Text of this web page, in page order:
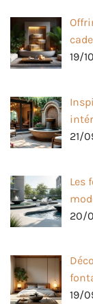
19/
21/
Les
20/
19/